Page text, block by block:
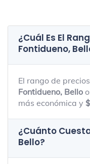
¿Cuál Es El
Fontidueno,
El rango de
Fontidueno, Bello
más económica y
¿Cuánto
Bello?